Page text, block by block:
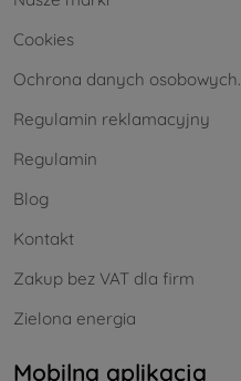
Cookies
Ochrona danych osobowych.
Regulamin reklamacyjny
Regulamin
Blog
Kontakt
Zakup bez VAT dla firm
Zielona energia
Mobilna aplikacja